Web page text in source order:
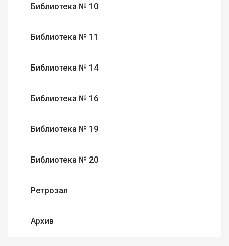
Библиотека № 10
Библиотека № 11
Библиотека № 14
Библиотека № 16
Библиотека № 19
Библиотека № 20
Ретрозал
Архив